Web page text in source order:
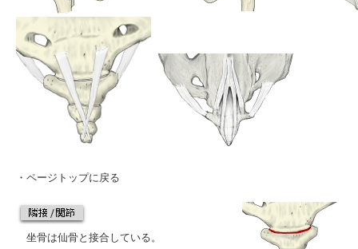
・ ページトップに戻る
坐骨は仙骨と接合している。